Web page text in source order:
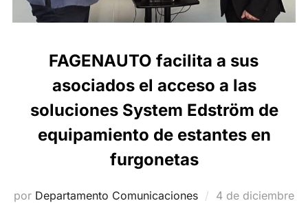
FAGENAUTO facilita a sus
asociados el acceso a las
soluciones System Edström de
equipamiento de estantes en
furgonetas
por Departamento Comunicaciones
Publicado
4 de diciembre